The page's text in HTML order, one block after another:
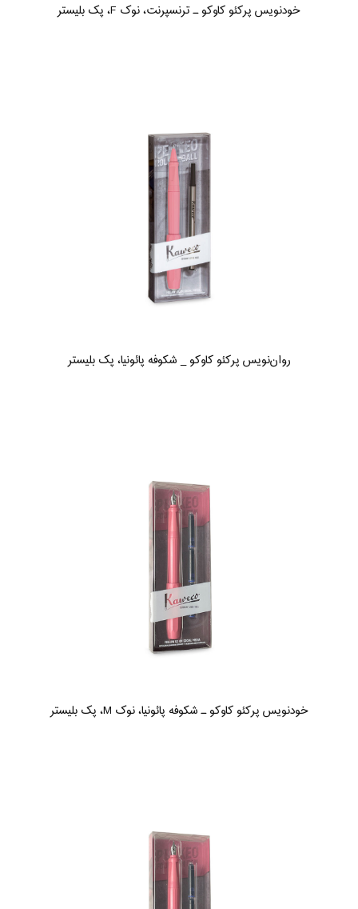
خودنویس پرکئو کاوکو ـ ترنسپرنت، نوک F، پک بلیستر
روان‌نویس پرکئو کاوکو _ شکوفه پائونیا، پک بلیستر
خودنویس پرکئو کاوکو ـ شکوفه پائونیا، نوک M، پک بلیستر